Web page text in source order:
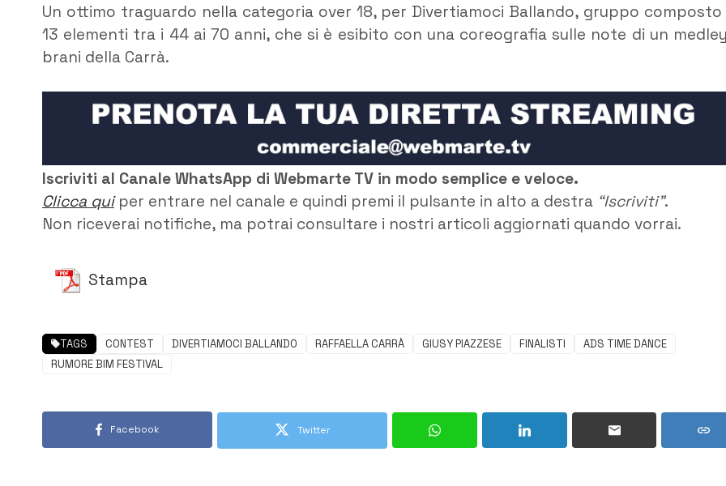
Un ottimo traguardo nella categoria over 18, per Divertiamoci Ballando, gruppo composto
13 elementi tra i 44 ai 70 anni, che si è esibito con una coreografia sulle note di un
brani della Carrà.
Iscriviti al Canale WhatsApp di Webmarte TV in modo semplice e veloce.
Clicca quiper entrare nel canale e quindi premi il pulsante in alto a destra “Iscriviti”.
Non riceverai notifiche, ma potrai consultare i nostri articoli aggiornati quando vorrai.
Stampa
TAGS CONTEST DIVERTIAMOCI BALLANDO RAFFAELLA CARRÀ GIUSY PIAZZESE FINALISTI
ADS TIME DANCE
RUMORE BIM FESTIVAL
Facebook Twitter